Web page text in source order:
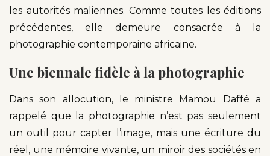
les autorités maliennes. Comme toutes les éditions
précédentes, elle demeure consacrée à la
photographie contemporaine africaine.
Une biennale fidèle à la photographie
Dans son allocution, le ministre Mamou Daffé a
rappelé que la photographie n’est pas seulement
un outil pour capter l’image, mais une écriture du
réel, une mémoire vivante, un miroir des sociétés en